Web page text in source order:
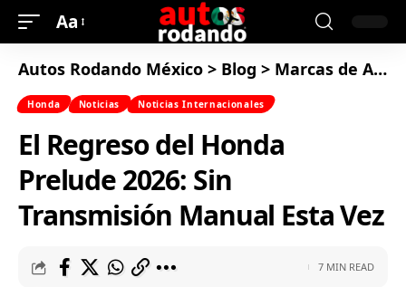
Aa
Autos Rodando México > Blog > Marcas de Autos
Honda Noticias Noticias Internacionales
El Regreso del Honda
Prelude 2026: Sin
Transmisión Manual Esta Vez
7 MIN READ